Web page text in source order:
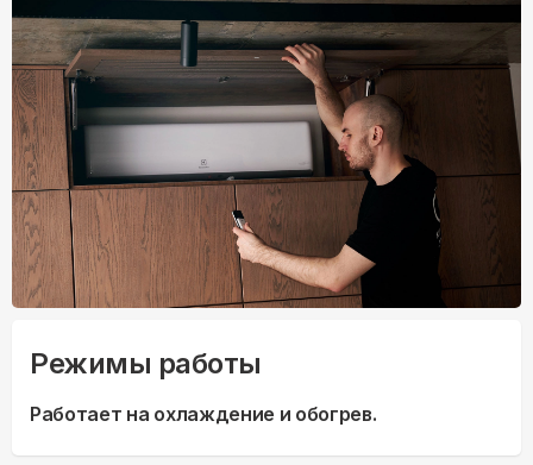
Режимы работы
Работает на охлаждение и обогрев.